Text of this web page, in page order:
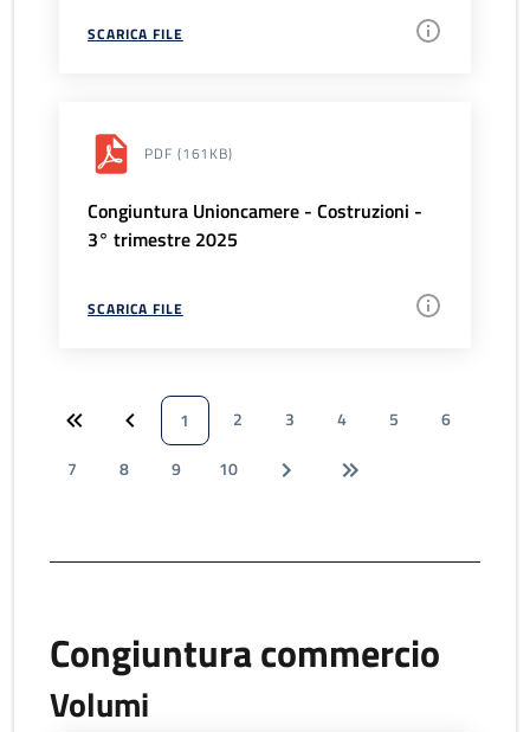
SCARICA FILE
PDF (161KB)
Congiuntura Unioncamere - Costruzioni -
3° trimestre 2025
SCARICA FILE
1 2 3 4 5
6
7
8 9 10
Congiuntura commercio
Volumi